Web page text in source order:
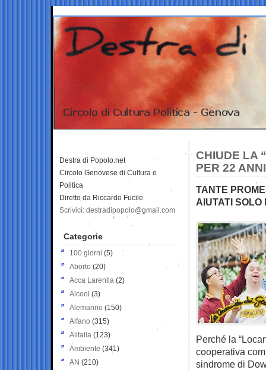
CHIUDE LA
PER 22
TANTE
AIUTATI SOLO
Perché la
cooperativa
sindrome di
Destra di Popolo.net
Circolo Genovese di Cultura e
Politica
Diretto da Riccardo Fucile
Scrivici: destradipopolo@gmail.com
Categorie
100 giorni (5)
Aborto (20)
Acca Larentia (2)
Alcool (3)
Alemanno (150)
Alfano (315)
Alitalia (123)
Ambiente (341)
AN (210)